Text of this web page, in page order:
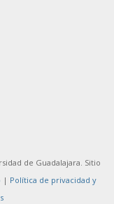
de Guadalajara. Sitio
| Política de privacidad y